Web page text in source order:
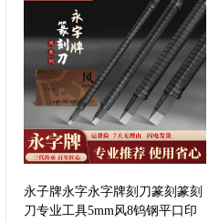
永子牌永字永字牌刻刀篆刻篆刻
刀专业工具5mm风8钨钢平口印